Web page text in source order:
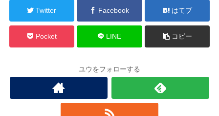
Twitter Facebook はてブ
Pocket LINE コピー
ユウをフォローする